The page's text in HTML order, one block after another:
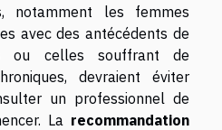
notamment les femmes
avec des antécédents de
ou celles souffrant de
devraient éviter
un professionnel de
La recommandation